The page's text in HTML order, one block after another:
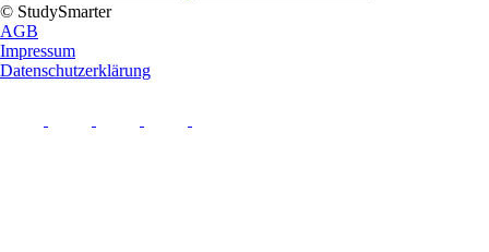
© StudySmarter
AGB
Impressum
Datenschutzerklärung